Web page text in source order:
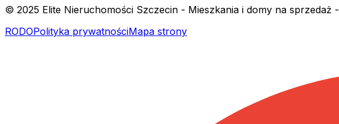
© 2025 Elite Nieruchomości Szczecin - Mieszkania i domy na sprzedaż -
RODOPolityka prywatnościMapa strony